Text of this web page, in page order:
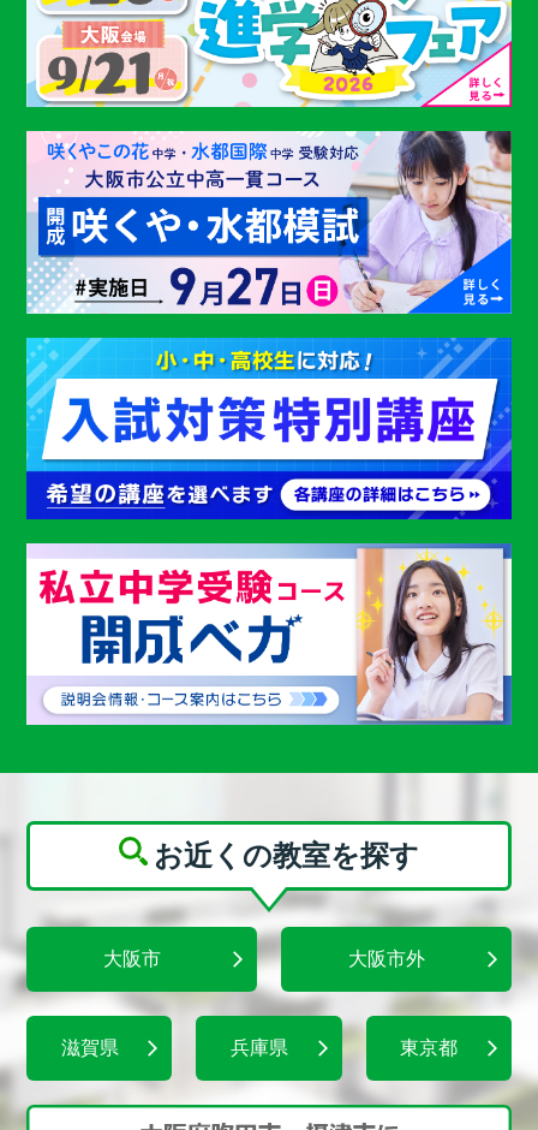
お近くの教室を探す
大阪市 大阪市外
滋賀県 兵庫県 東京都